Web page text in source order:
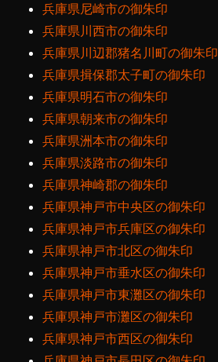
兵庫県尼崎市の御朱印
兵庫県川西市の御朱印
兵庫県川辺郡猪名川町の御朱印
兵庫県揖保郡太子町の御朱印
兵庫県明石市の御朱印
兵庫県朝来市の御朱印
兵庫県洲本市の御朱印
兵庫県淡路市の御朱印
兵庫県神崎郡の御朱印
兵庫県神戸市中央区の御朱印
兵庫県神戸市兵庫区の御朱印
兵庫県神戸市北区の御朱印
兵庫県神戸市垂水区の御朱印
兵庫県神戸市東灘区の御朱印
兵庫県神戸市灘区の御朱印
兵庫県神戸市西区の御朱印